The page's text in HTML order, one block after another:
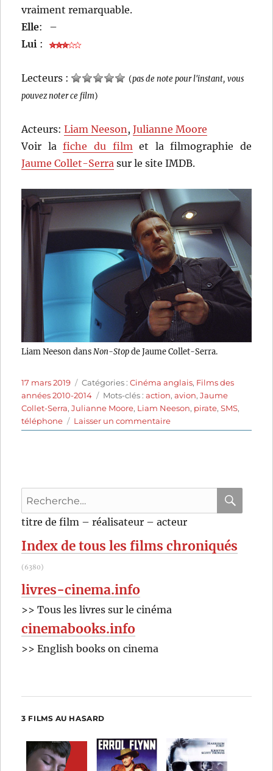
vraiment remarquable.
Elle:
–
Lui :
Lecteurs : (pas de note pour l'instant, vous
pouvez noter ce film)
Acteurs:Liam Neeson,Julianne Moore
Voir lafiche du filmet la filmographie de
Jaume Collet-Serra sur le site IMDB.
Liam Neeson dans Non-Stopde Jaume Collet-Serra.
Publié
le
17 mars 2019 Catégories
Catégories :Cinéma anglais, Films des
années 2010-2014
Étiquettes
Mots-clés :action,avion,Jaume
Collet-Serra,Julianne Moore, Liam Neeson, pirate,SMS,
téléphone
Laisser un commentairesur
Non-
Recherche
pour
:
titre de film – réalisateur – acteur
Index de tous les films chroniqués
(6380)
livres-cinema.info
>> Tous les livres sur le cinéma
cinemabooks.info
>> English books on cinema
3 FILMS AU HASARD